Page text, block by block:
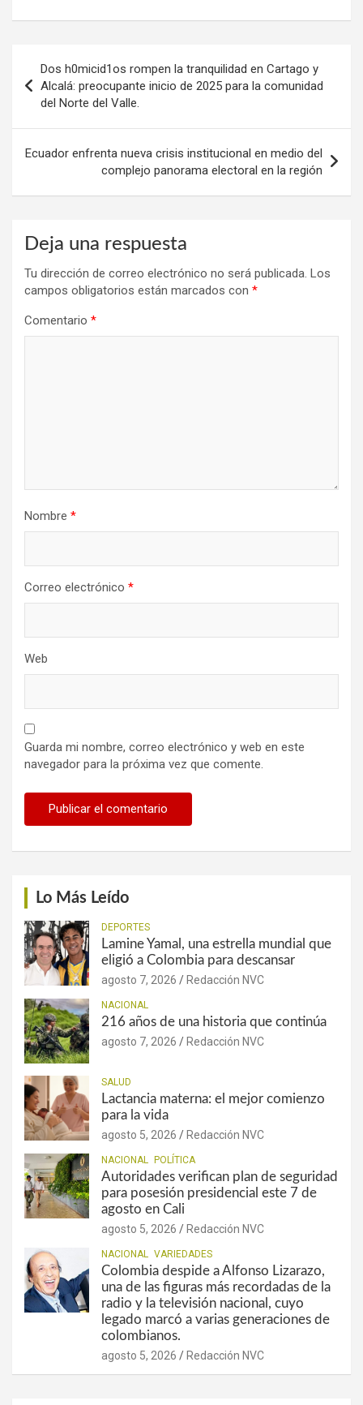
de
entradas
Dos h0micid1os rompen la tranquilidad en Cartago y
Alcalá: preocupante inicio de 2025 para la comunidad
del Norte del Valle.
Ecuador enfrenta nueva crisis institucional en medio del
complejo panorama electoral en la región
Deja una respuesta
Tu dirección de correo electrónico no será publicada. Los
campos obligatorios están marcados con *
Comentario *
Nombre *
Correo electrónico *
Web
Guarda mi nombre, correo electrónico y web en este
navegador para la próxima vez que comente.
Lo Más Leído
DEPORTES
Lamine Yamal, una estrella mundial que
eligió a Colombia para descansar
agosto 7, 2026 Redacción NVC
NACIONAL
216 años de una historia que continúa
agosto 7, 2026 Redacción NVC
SALUD
Lactancia materna: el mejor comienzo
para la vida
agosto 5, 2026 Redacción NVC
NACIONAL POLÍTICA
Autoridades verifican plan de seguridad
para posesión presidencial este 7 de
agosto en Cali
agosto 5, 2026 Redacción NVC
NACIONAL VARIEDADES
Colombia despide a Alfonso Lizarazo,
una de las figuras más recordadas de la
radio y la televisión nacional, cuyo
legado marcó a varias generaciones de
colombianos.
agosto 5, 2026 Redacción NVC